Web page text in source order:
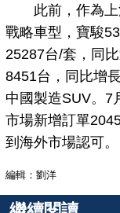
此前，作為上
戰略車型，寶駿
25287台/套，同
8451台，同比增
中國製造SUV。7
市場新增訂單
到海外市場認可
編輯：劉洋